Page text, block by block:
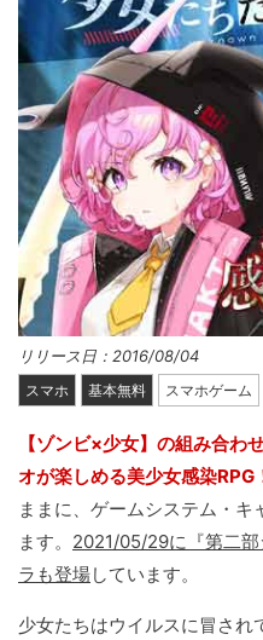
リリース日：2016/08/04
スマホ 基本無料 スマホゲーム
【ゾンビ×少女】の組み合わ
オが楽しめる美少女感染RPG
ままに、ゲームシステム・
ます。 2021/05/29に『第二
ラも登場しています。
少女たちはウイルスに冒さ